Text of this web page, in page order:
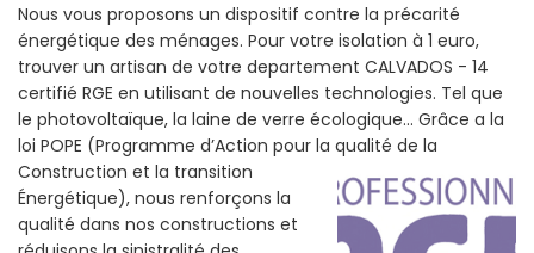
Nous vous proposons un dispositif contre la précarité
énergétique des ménages. Pour votre isolation à 1 euro,
trouver un artisan de votre departement CALVADOS - 14
certifié RGE en utilisant de nouvelles technologies. Tel que
le photovoltaïque, la laine de verre écologique... Grâce a la
loi POPE (Programme d’Action pour la qualité de la
Construction et la transition
Énergétique), nous renforçons la
qualité dans nos constructions et